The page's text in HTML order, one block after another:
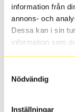
information från
annons- och
Dessa kan i sin
information som
Nödvändig
Inställningar
Ange
valt passar din
sättas på dina
inte vara samma